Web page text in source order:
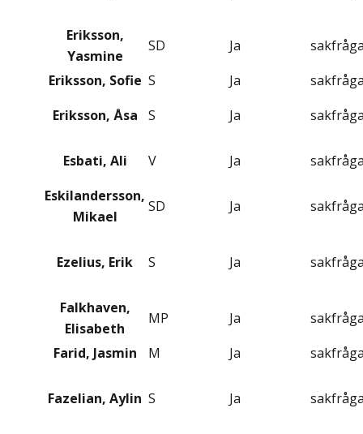
Eriksson,
Yasmine
SD Ja
Eriksson, Sofie S Ja
Eriksson, Åsa
S Ja
Esbati, Ali V Ja
Eskilandersson,
Mikael
SD Ja
Ezelius, Erik S Ja
Falkhaven,
Elisabeth
MP Ja
Farid, Jasmin
M Ja
Fazelian, Aylin S Ja